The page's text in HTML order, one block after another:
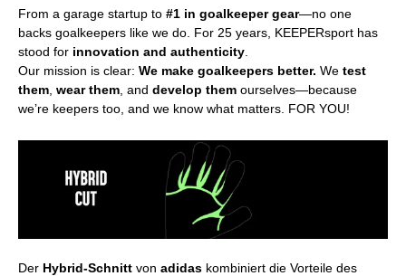
From a garage startup to #1 in goalkeeper gear—no one
backs goalkeepers like we do. For 25 years, KEEPERsport has
stood for innovation and authenticity
Our mission is clear: We make goalkeepers better. We test
them wear them , and develop them ourselves—because
we’re keepers too, and we know what matters. FOR YOU!
Der Hybrid-Schnitt von adidas kombiniert die Vorteile des